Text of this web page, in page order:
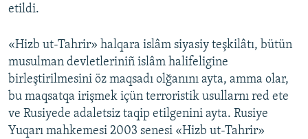
etildi.
«Hizb ut-Tahrir» halqara islâm siyasiy teşkilâtı, bütün
musulman devletleriniñ islâm halifeligine
birleştirilmesini öz maqsadı olğanını ayta, amma olar,
bu maqsatqa irişmek içün terroristik usullarnı red ete
ve Rusiyede adaletsiz taqip etilgenini ayta. Rusiye
Yuqarı mahkemesi 2003 senesi «Hizb ut-Tahrir»